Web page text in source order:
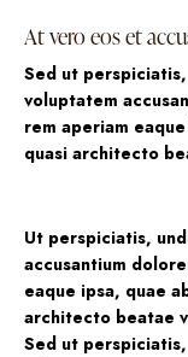
At vero eos et
Sed ut
voluptatem
rem aperiam
quasi architecto
Ut perspiciatis,
accusantium
eaque ipsa, quae
architecto beatae
Sed ut